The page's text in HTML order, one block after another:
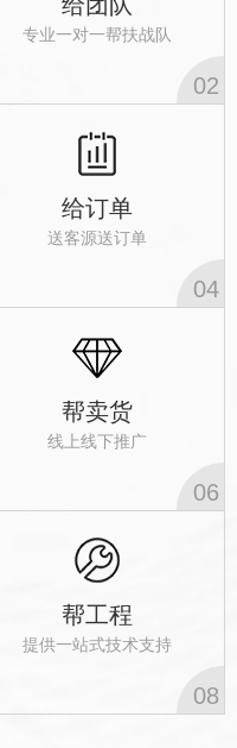
专业一对一帮扶战队
02
给订单
送客源送订单
04
帮卖货
线上线下推广
06
帮工程
提供一站式技术支持
08